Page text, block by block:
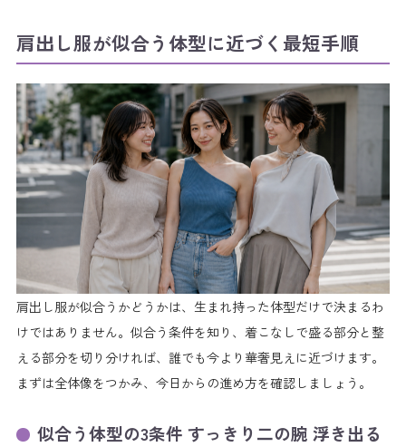
しテク
ートネック ワンショル
上半身に立体感がある人は落ち感素材と控えめネックで着太
りを防ぐ
デコルテと鎖骨を強調するアクセサリーとヘアアレンジを足
す
巻き肩をリセットする姿勢をつくって華奢に見せる
【手順ステップ2】 部位別セルフケアで肩まわりを
すっきり整える
二の腕の振り袖肉を流すマッサージとEMSの動きを習慣にす
る
【手順ステップ3】 仕上げと応用 自宅で届かない
セルフケアで変わりにくい部位を見極める
肩出し服が似合う体型に近づく最短手順
肩出し服が似合うかどうかは、生まれ持った体型だけで決まるわ
けではありません。似合う条件を知り、着こなしで盛る部分と整
える部分を切り分ければ、誰でも今より華奢見えに近づけます。
まずは全体像をつかみ、今日からの進め方を確認しましょう。
似合う体型の3条件 すっきり二の腕 浮き出る